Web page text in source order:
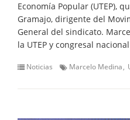
Economía Popular (UTEP),
Gramajo, dirigente del
General del sindicato.
la UTEP y congresal
Noticias Marcelo Medina